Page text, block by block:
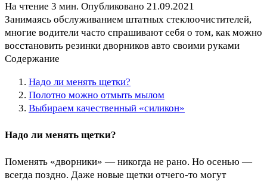
На чтение 3 мин. Опубликовано 21.09.2021
Занимаясь обслуживанием штатных стеклоочистителей,
многие водители часто спрашивают себя о том, как можно
восстановить резинки дворников авто своими руками
Содержание
Надо ли менять щетки?
Полотно можно отмыть мылом
Выбираем качественный «силикон»
Надо ли менять щетки?
Поменять «дворники» — никогда не рано. Но осенью —
всегда поздно. Даже новые щетки отчего-то могут